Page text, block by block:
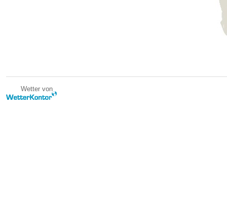
Wetter von